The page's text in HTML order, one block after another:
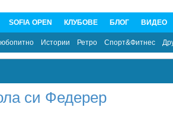
SOFIA OPEN КЛУБОВЕ БЛОГ ВИДЕО
Истории Ретро Спорт&Фитнес
си Федерер